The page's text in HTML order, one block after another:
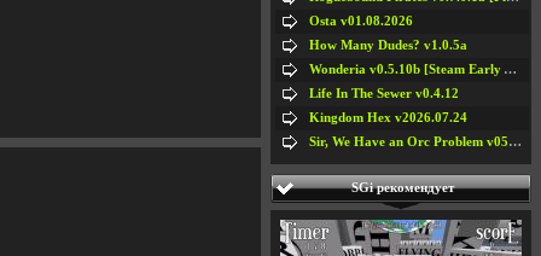
Osta v01.08.2026
How Many Dudes? v1.0.5a
Wonderia v0.5.10b [Steam Early Access]
Life In The Sewer v0.4.12
Kingdom Hex v2026.07.24
Sir, We Have an Orc Problem v05.08.2026
SGi рекомендует